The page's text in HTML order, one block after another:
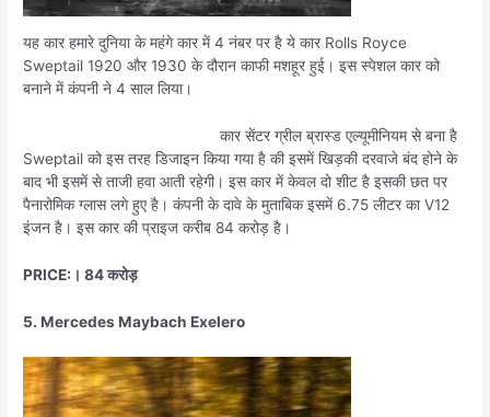
यह कार हमारे दुनिया के महंगे कार में 4 नंबर पर है ये कार Rolls Royce
Sweptail 1920 और 1930 के दौरान काफी मशहूर हुई। इस स्पेशल कार को
बनाने में कंपनी ने 4 साल लिया।
कार सेंटर ग्रील ब्रास्ड एल्यूमीनियम से बना है
Sweptail को इस तरह डिजाइन किया गया है की इसमें खिड़की दरवाजे बंद होने के
बाद भी इसमें से ताजी हवा आती रहेगी। इस कार में केवल दो शीट है इसकी छत पर
पैनारोमिक ग्लास लगे हुए है। कंपनी के दावे के मुताबिक इसमें 6.75 लीटर का V12
इंजन है। इस कार की प्राइज करीब 84 करोड़ है।
PRICE:। 84 करोड़
5. Mercedes Maybach Exelero